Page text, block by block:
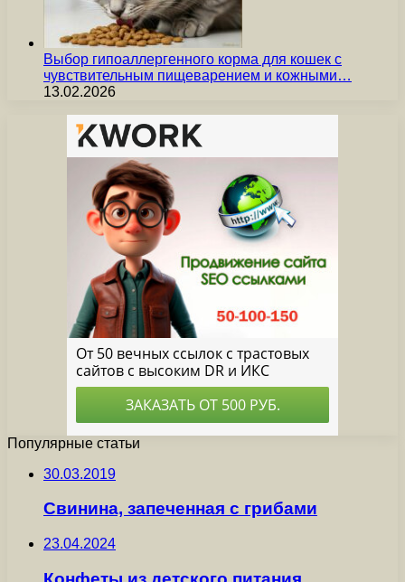
Выбор гипоаллергенного корма для кошек с
чувствительным пищеварением и кожными…
13.02.2026
Популярные статьи
30.03.2019
Свинина, запеченная с грибами
23.04.2024